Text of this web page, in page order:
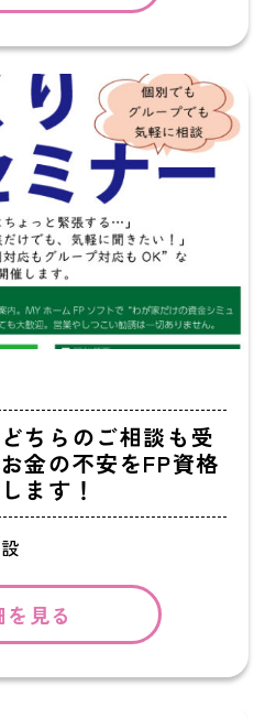
ちらのご相談も受
金の不安をFP資格
ます！
を見る